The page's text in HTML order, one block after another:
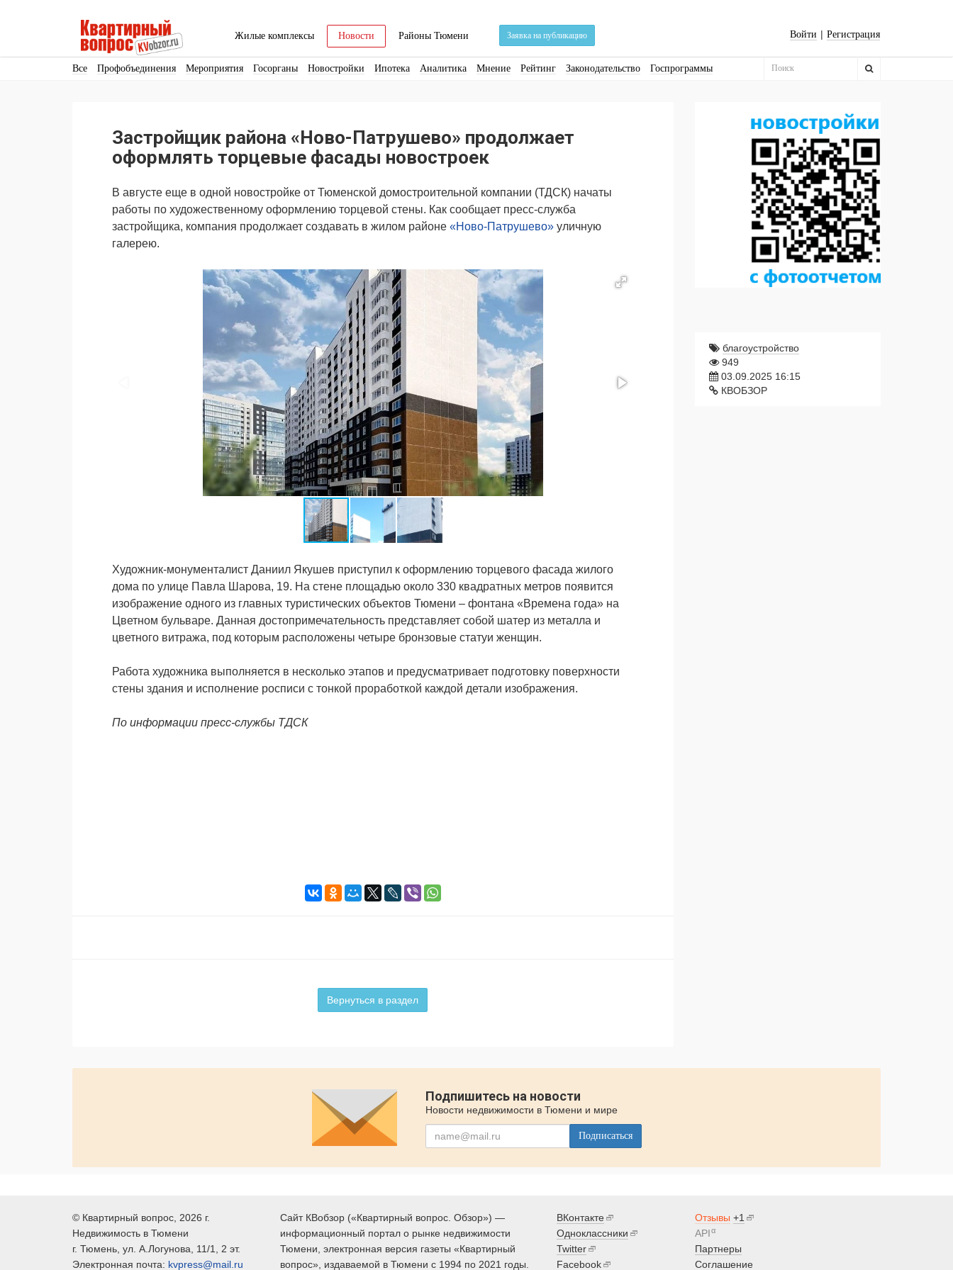
Жилые комплексы Новости Районы Тюмени Заявка на публикацию Войти | Регистрация
Все Профобъединения Мероприятия Госорганы Новостройки Ипотека Аналитика Мнение Рейтинг Законодательство Госпрограммы
Застройщик района «Ново-Патрушево» продолжает
оформлять торцевые фасады новостроек
В августе еще в одной новостройке от Тюменской домостроительной компании (ТДСК) начаты
работы по художественному оформлению торцевой стены. Как сообщает пресс-служба
застройщика, компания продолжает создавать в жилом районе «Ново-Патрушево» уличную
галерею.
Художник-монументалист Даниил Якушев приступил к оформлению торцевого фасада жилого
дома по улице Павла Шарова, 19. На стене площадью около 330 квадратных метров появится
изображение одного из главных туристических объектов Тюмени – фонтана «Времена года» на
Цветном бульваре. Данная достопримечательность представляет собой шатер из металла и
цветного витража, под которым расположены четыре бронзовые статуи женщин.
Работа художника выполняется в несколько этапов и предусматривает подготовку поверхности
стены здания и исполнение росписи с тонкой проработкой каждой детали изображения.
По информации пресс-службы ТДСК
Вернуться в раздел
благоустройство
949
03.09.2025 16:15
КВОБЗОР
Подпишитесь на новости
Новости недвижимости в Тюмени и мире
Подписаться
© Квартирный вопрос , 2026 г.
Недвижимость в Тюмени
г. Тюмень , ул. А.Логунова, 11/1, 2 эт.
Электронная почта: kvpress@mail.ru
Сайт КВобзор («Квартирный вопрос. Обзор») —
информационный портал о рынке недвижимости
Тюмени, электронная версия газеты «Квартирный
вопрос», издаваемой в Тюмени с 1994 по 2021 годы.
ВКонтакте
Одноклассники
Twitter
Facebook
Отзывы +1
APIα
Партнеры
Соглашение